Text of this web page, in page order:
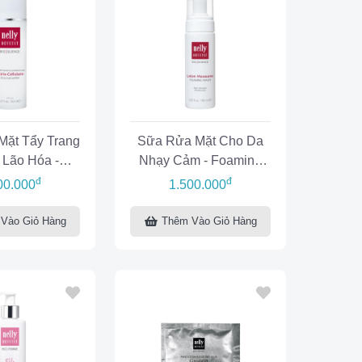
Tẩy Trang
Hóa -
Cellular
đ
Giỏ Hàng
Sữa Rửa Mặt Cho Da
Nhạy Cảm - Foaming
Wash Sensitive Skin
1.500.000đ
Thêm Vào Giỏ Hàng